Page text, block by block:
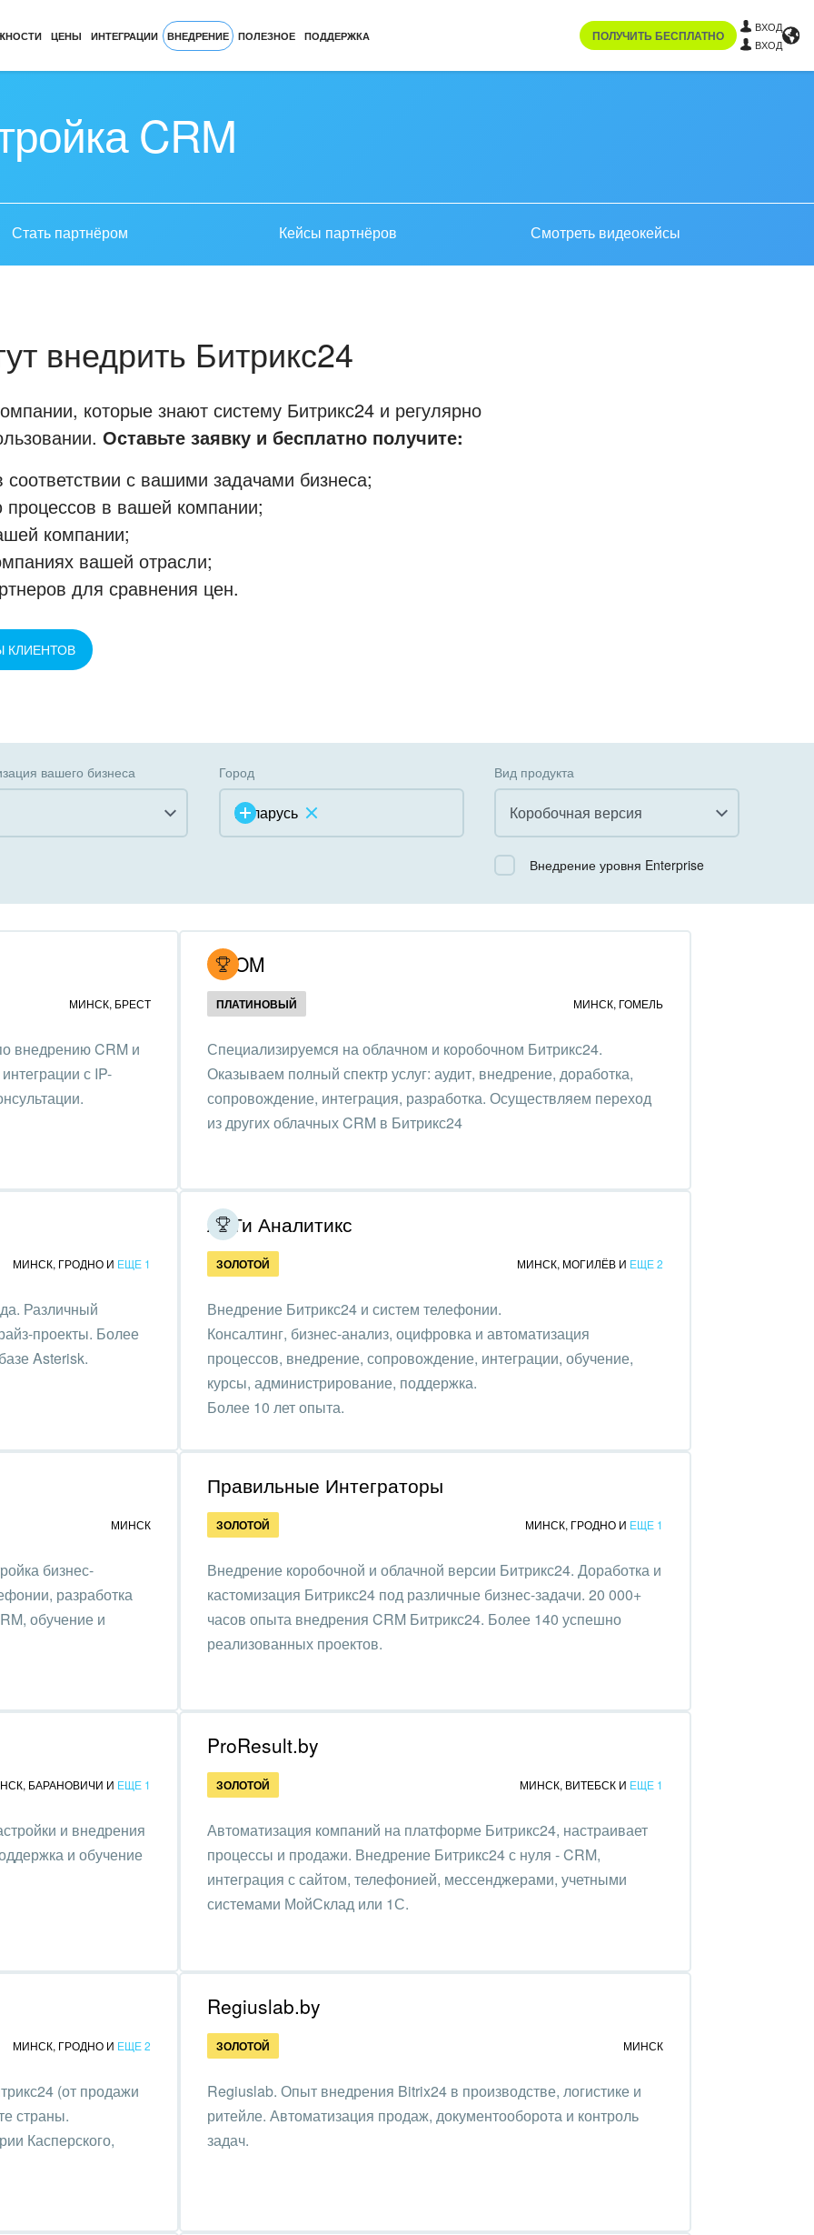
ЦЕНЫ ИНТЕГРАЦИИ ВНЕДРЕНИЕ ПОЛЕЗНОЕ ПОДДЕРЖКА ПОЛУЧИТЬ БЕСПЛАТНО
ВХОД
ВХОД
CRM
Стать партнёром Кейсы партнёров Смотреть видеокейсы
внедрить Битрикс24
которые знают систему Битрикс24 и регулярно
Оставьте заявку и бесплатно получите:
с вашими задачами бизнеса;
в вашей компании;
компании;
вашей отрасли;
для сравнения цен.
КЛИЕНТОВ
вашего бизнеса
услуги, ЖКХ
фитнес, спорт
пищевая
отрасль
бизнес
дизайн, декор
и
услуги
Город
Беларусь
Вид продукта
Коробочная версия
Все
Коробочная версия
Внедрение уровня Enterprise
МИНСК, БРЕСТ
внедрению CRM и
с IP-
UCOM
ПЛАТИНОВЫЙ МИНСК, ГОМЕЛЬ
Специализируемся на облачном и коробочном Битрикс24.
Оказываем полный спектр услуг: аудит, внедрение, доработка,
сопровождение, интеграция, разработка. Осуществляем переход
из других облачных CRM в Битрикс24
МИНСК, ГРОДНО И ЕЩЕ 1
Различный
проекты. Более
Asterisk.
АйТи Аналитикс
ЗОЛОТОЙ МИНСК, МОГИЛЁВ И ЕЩЕ 2
Внедрение Битрикс24 и систем телефонии.
Консалтинг, бизнес-анализ, оцифровка и автоматизация
процессов, внедрение, сопровождение, интеграции, обучение,
курсы, администрирование, поддержка.
Более 10 лет опыта.
МИНСК
бизнес-
разработка
обучение и
Правильные Интеграторы
ЗОЛОТОЙ МИНСК, ГРОДНО И ЕЩЕ 1
Внедрение коробочной и облачной версии Битрикс24. Доработка и
кастомизация Битрикс24 под различные бизнес-задачи. 20 000+
часов опыта внедрения CRM Битрикс24. Более 140 успешно
реализованных проектов.
, БАРАНОВИЧИ И ЕЩЕ 1
и внедрения
и обучение
ProResult.by
ЗОЛОТОЙ МИНСК, ВИТЕБСК И ЕЩЕ 1
Автоматизация компаний на платформе Битрикс24, настраивает
процессы и продажи. Внедрение Битрикс24 с нуля - CRM,
интеграция с сайтом, телефонией, мессенджерами, учетными
системами МойСклад или 1С.
МИНСК, ГРОДНО И ЕЩЕ 2
(от продажи
страны.
Касперского,
Regiuslab.by
ЗОЛОТОЙ МИНСК
Regiuslab. Опыт внедрения Bitrix24 в производстве, логистике и
ритейле. Автоматизация продаж, документооборота и контроль
задач.